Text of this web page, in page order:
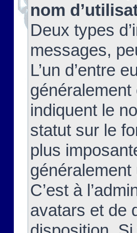
nom
Deux types
messages,
L’un d’entre
généralement
indiquent le
statut sur le
plus
C’est à
avatars et de